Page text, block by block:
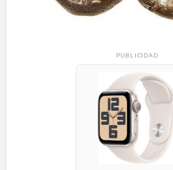
PUBLICIDAD